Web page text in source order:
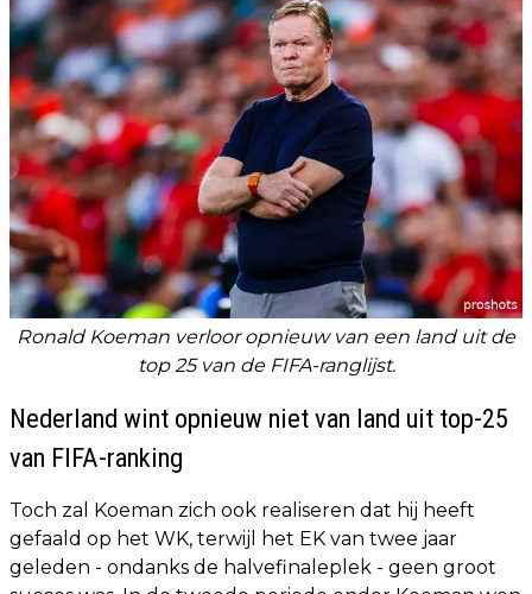
Ronald Koeman verloor opnieuw van een land uit de
top 25 van de FIFA-ranglijst.
Nederland wint opnieuw niet van land uit top-25
van FIFA-ranking
Toch zal Koeman zich ook realiseren dat hij heeft
gefaald op het WK, terwijl het EK van twee jaar
geleden - ondanks de halvefinaleplek - geen groot